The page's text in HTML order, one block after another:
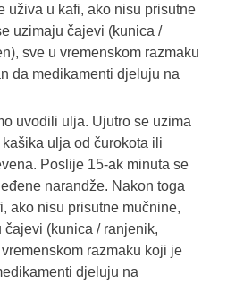
uživa u kafi, ako nisu prisutne
uzimaju čajevi (kunica /
sve u vremenskom razmaku
da medikamenti djeluju na
uvodili ulja. Ujutro se uzima
ulja od čurokota ili
Poslije 15-ak minuta se
narandže. Nakon toga
ako nisu prisutne mučnine,
čajevi (kunica / ranjenik,
razmaku koji je
djeluju na